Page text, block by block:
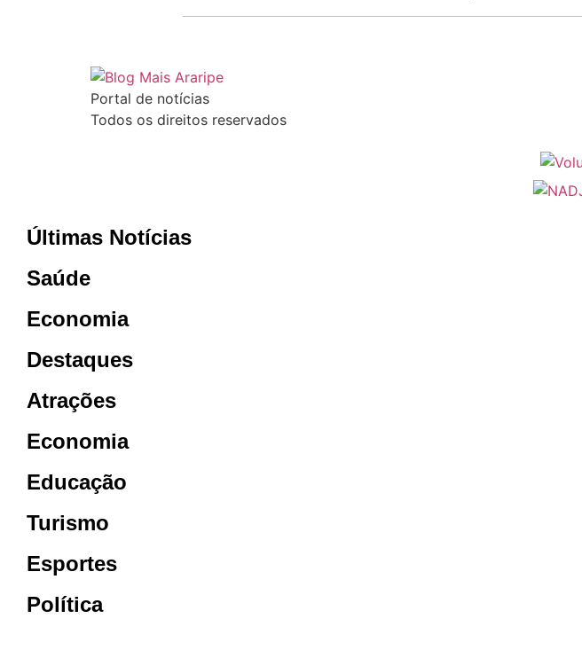
Portal de notícias
Todos os direitos reservados
Últimas Notícias
Saúde
Economia
Destaques
Atrações
Economia
Educação
Turismo
Esportes
Política